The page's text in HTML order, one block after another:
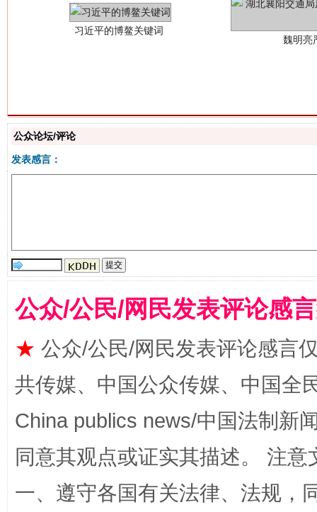
揭批美国五大"原罪" "炒
公众论坛/评论
发表感言：
公众/公民/网民发表评论感
★ 公众/公民/网民发表评论感言
共传媒、中国公众传媒、中国全
China publics news/中国法制新
同意其观点或证实其描述。 注
一、遵守各国有关法律、法规，